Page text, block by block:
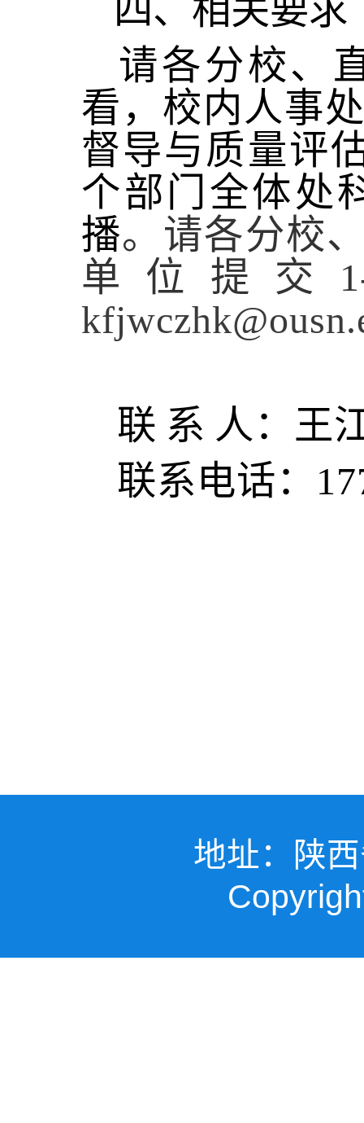
四、相关要求
请各分校、
看， 校内人事
督导与质量评
个部门全体处
播。请各分校
单位提交
联 系 人：王
联系电话：
地址：陕